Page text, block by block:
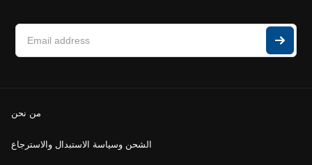
من نحن
الشحن وسياسة الاستبدال والاسترجاع